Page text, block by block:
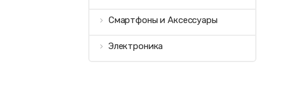
Смартфоны и Аксессуары
Электроника